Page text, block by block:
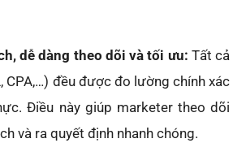
dễ dàng theo dõi và tối ưu: Tất cả
CPA,…) đều được đo lường chính xác
Điều này giúp marketer theo dõi
và ra quyết định nhanh chóng.